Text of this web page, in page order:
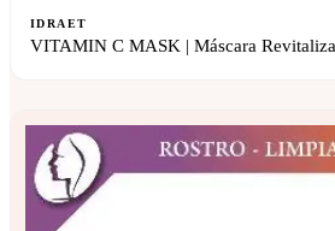
IDRAET
VITAMIN C MASK | Máscara